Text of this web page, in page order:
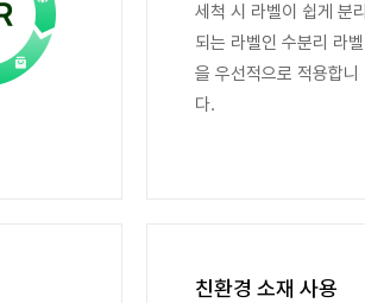
세척 시 라벨이 쉽게 분리
되는 라벨인 수분리 라벨
을 우선적으로 적용합니
다.
친환경 소재 사용